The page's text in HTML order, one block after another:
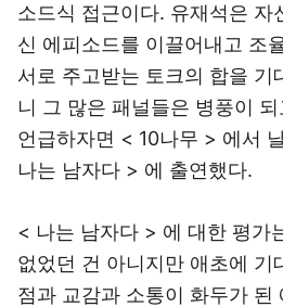
소드식 접근이다. 유재석은 자
신 에피소드를 이끌어내고 조
서로 주고받는 토크의 합을 기
니 그 많은 패널들은 병풍이
언급하자면 < 10나무 > 에서
나는 남자다 > 에 출연했다.
< 나는 남자다 > 에 대한 평가
없었던 건 아니지만 애초에 기
점과 교감과 소통이 화두가 된